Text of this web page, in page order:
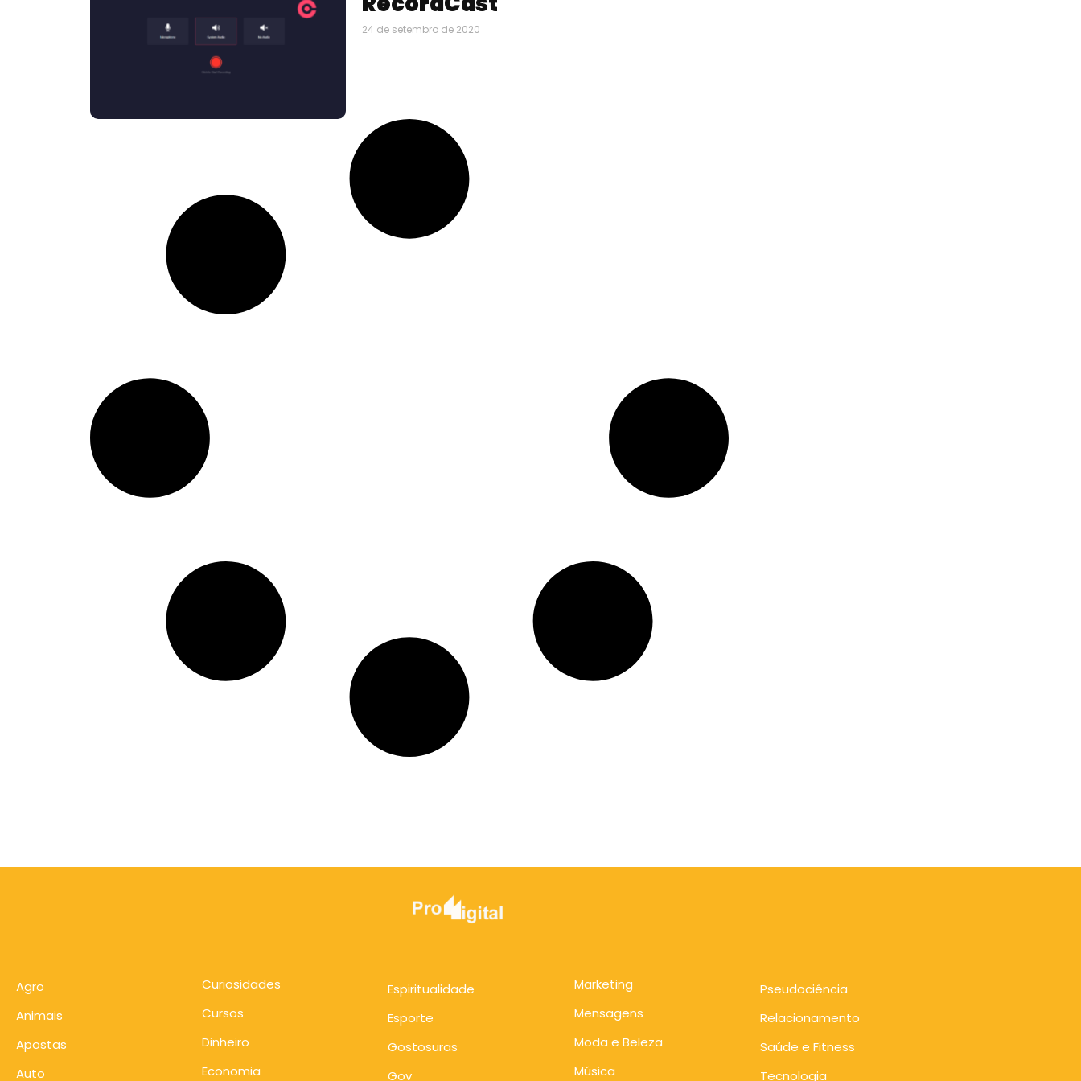
24 de setembro de 2020
Agro
Animais
Apostas
Auto
Curiosidades
Cursos
Dinheiro
Economia
Espiritualidade
Esporte
Gostosuras
Gov
Marketing
Mensagens
Moda e Beleza
Música
Pseudociência
Relacionamento
Saúde e Fitness
Tecnologia